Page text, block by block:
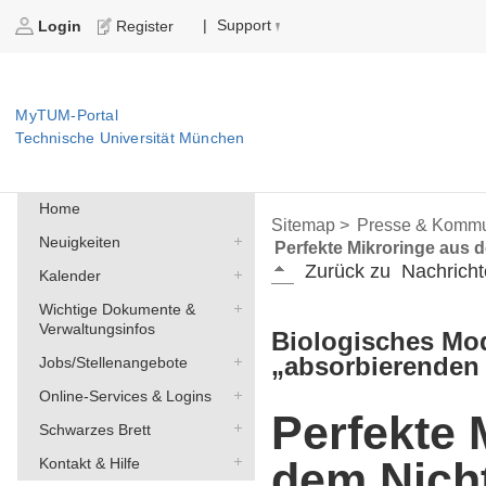
Login Register | Support
MyTUM-Portal
Technische Universität München
Home
Neuigkeiten
Kalender
Wichtige Dokumente &
Verwaltungsinfos
Jobs/Stellenangebote
Online-Services & Logins
Schwarzes Brett
Kontakt & Hilfe
Sitemap > Presse &
Perfekte Mikroringe aus
Zurück zu
Biologisches
Perfekte